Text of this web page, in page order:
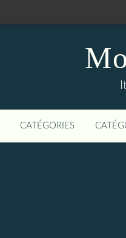
CATÉGORIES